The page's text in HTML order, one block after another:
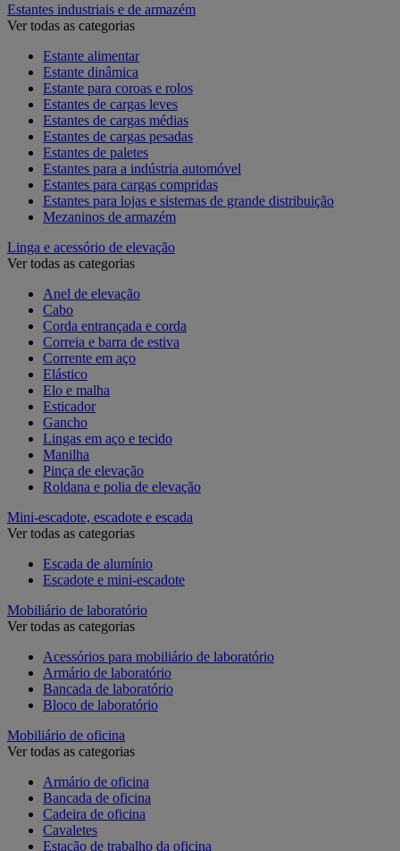
Estantes industriais e de armazém
Ver todas as categorias
Estante alimentar
Estante dinâmica
Estante para coroas e rolos
Estantes de cargas leves
Estantes de cargas médias
Estantes de cargas pesadas
Estantes de paletes
Estantes para a indústria automóvel
Estantes para cargas compridas
Estantes para lojas e sistemas de grande distribuição
Mezaninos de armazém
Linga e acessório de elevação
Ver todas as categorias
Anel de elevação
Cabo
Corda entrançada e corda
Correia e barra de estiva
Corrente em aço
Elástico
Elo e malha
Esticador
Gancho
Lingas em aço e tecido
Manilha
Pinça de elevação
Roldana e polia de elevação
Mini-escadote, escadote e escada
Ver todas as categorias
Escada de alumínio
Escadote e mini-escadote
Mobiliário de laboratório
Ver todas as categorias
Acessórios para mobiliário de laboratório
Armário de laboratório
Bancada de laboratório
Bloco de laboratório
Mobiliário de oficina
Ver todas as categorias
Armário de oficina
Bancada de oficina
Cadeira de oficina
Cavaletes
Estação de trabalho da oficina